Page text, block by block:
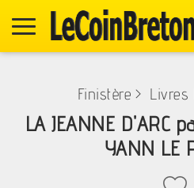
Finistère > Livres
LA JEANNE D'ARC
YANN LE